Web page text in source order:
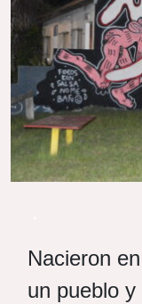
Nacieron
un pueblo